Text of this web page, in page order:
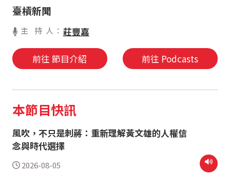
臺槓新聞
主 持 人： 莊豐嘉
前往 節目介紹 前往 Podcasts
本節目快訊
風吹，不只是刺蔣：重新理解黃文雄的人權信
念與時代選擇
2026-08-05